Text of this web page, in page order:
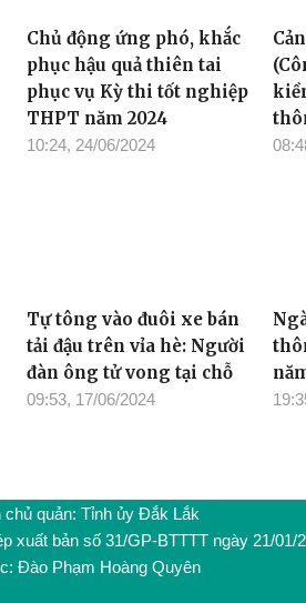
Chủ động ứng phó, khắc
phục hậu quả thiên tai
phục vụ Kỳ thi tốt nghiệp
THPT năm 2024
10:24, 24/06/2024
Tự tông vào đuôi xe bán
tải đậu trên vỉa hè: Người
đàn ông tử vong tại chỗ
09:53, 17/06/2024
chủ quản: Tỉnh ủy Đắk Lắk
xuất bản số 31/GP-BTTTT ngày 21/01/
Đào Phạm Hoàng Quyên